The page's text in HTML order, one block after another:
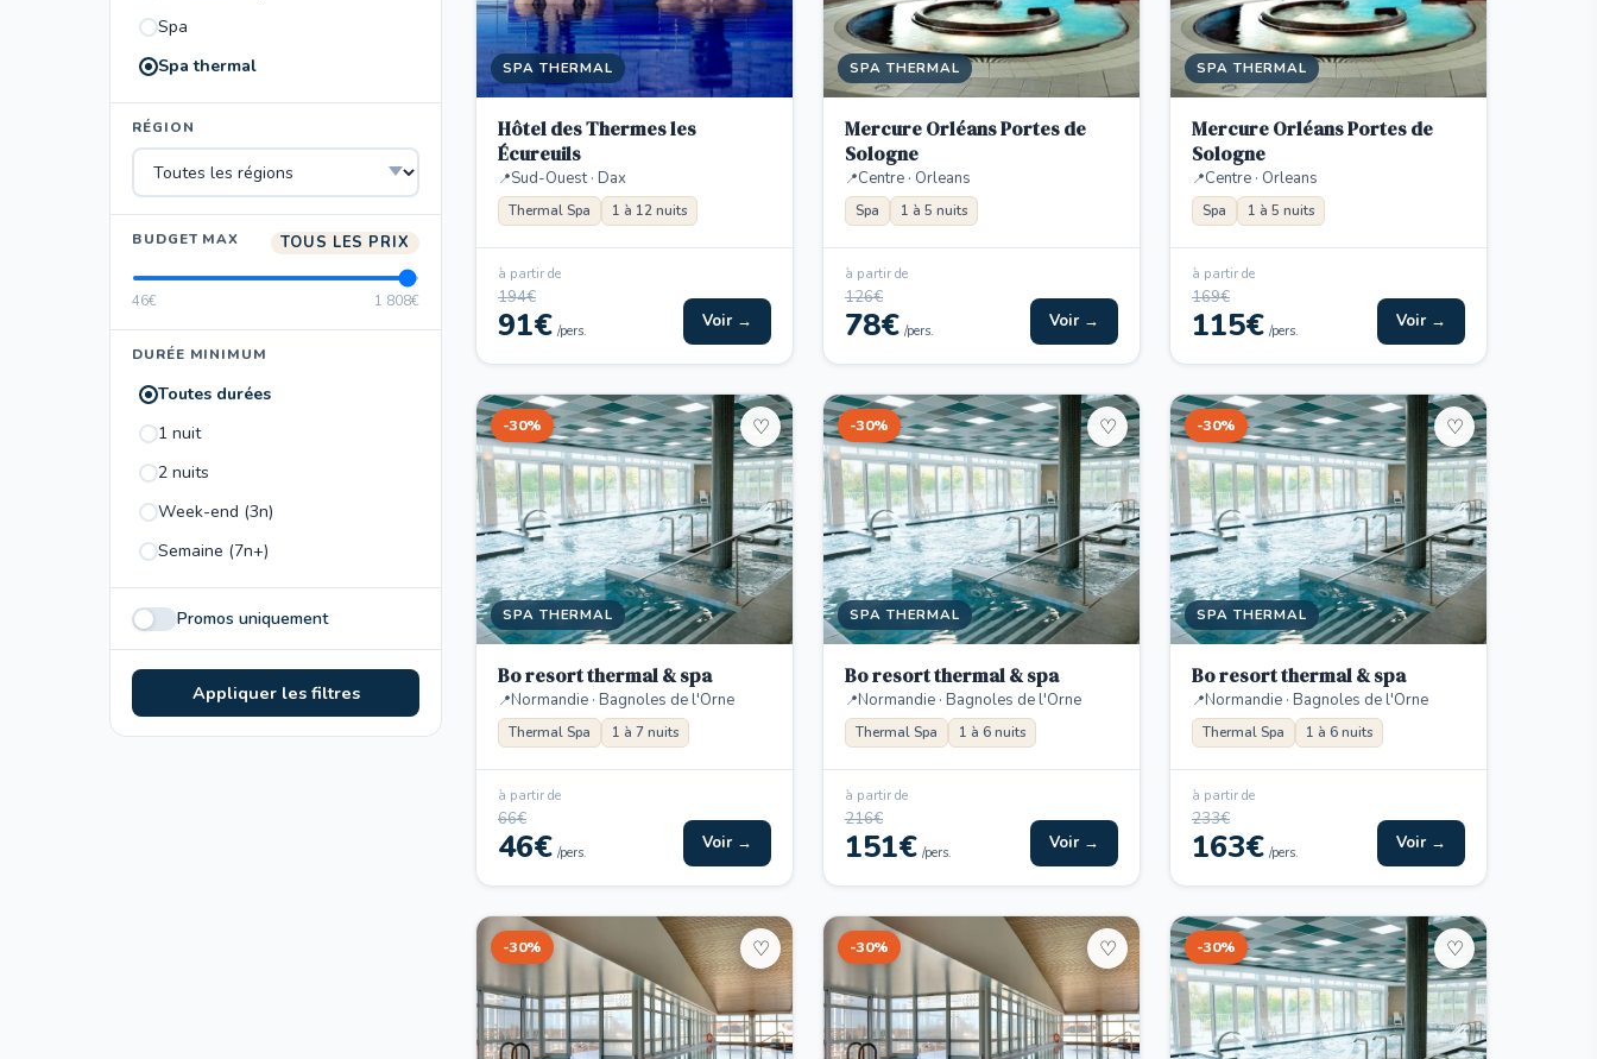
Spa
Spa thermal
RÉGION
BUDGET MAX TOUS LES PRIX
46€ 1 808€
DURÉE MINIMUM
Toutes durées
1 nuit
2 nuits
Week-end (3n)
Semaine (7n+)
Promos uniquement
Appliquer les filtres
SPA THERMAL
Hôtel des Thermes les
Écureuils
Sud-Ouest · Dax
Thermal Spa 1 à 12 nuits
à partir de
194€
91€ /pers. Voir →
SPA THERMAL
Mercure Orléans Portes de
Sologne
Centre · Orleans
Spa 1 à 5 nuits
à partir de
126€
78€ /pers. Voir →
SPA THERMAL
Mercure Orléans Portes de
Sologne
Centre · Orleans
Spa 1 à 5 nuits
à partir de
169€
115€ /pers. Voir →
-30%
SPA THERMAL
♡
Bo resort thermal & spa
Normandie · Bagnoles de l'Orne
Thermal Spa 1 à 7 nuits
à partir de
66€
46€ /pers. Voir →
-30%
SPA THERMAL
♡
Bo resort thermal & spa
Normandie · Bagnoles de l'Orne
Thermal Spa 1 à 6 nuits
à partir de
216€
151€ /pers. Voir →
-30%
SPA THERMAL
♡
Bo resort thermal & spa
Normandie · Bagnoles de l'Orne
Thermal Spa 1 à 6 nuits
à partir de
233€
163€ /pers. Voir →
-30% ♡ -30% ♡ -30% ♡